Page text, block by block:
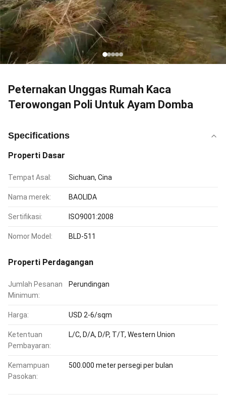
Peternakan Unggas Rumah Kaca
Terowongan Poli Untuk Ayam Domba
Specifications
Properti Dasar
Tempat Asal: Sichuan, Cina
Nama merek: BAOLIDA
Sertifikasi: ISO9001:2008
Nomor Model: BLD-511
Properti Perdagangan
Jumlah Pesanan
Minimum:
Perundingan
Harga: USD 2-6/sqm
Ketentuan
Pembayaran:
L/C, D/A, D/P, T/T, Western Union
Kemampuan
Pasokan:
500.000 meter persegi per bulan